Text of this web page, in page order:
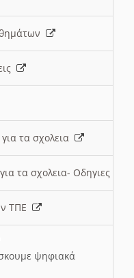
τα σχολεια
τα σχολεια- Οδηγιες
ΤΠΕ
ψηφιακά